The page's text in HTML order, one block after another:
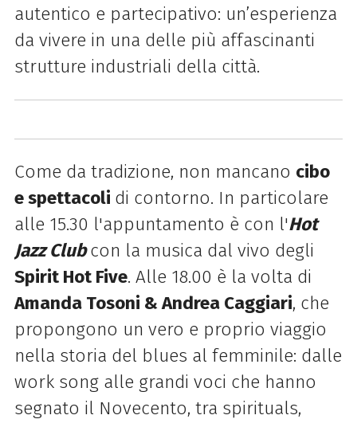
autentico e partecipativo: un’esperienza
da vivere in una delle più affascinanti
strutture industriali della città.
Come da tradizione, non mancano cibo
e spettacoli di contorno. In particolare
alle 15.30 l'appuntamento è con l'Hot
Jazz Clubcon la musica dal vivo degli
Spirit Hot Five. Alle 18.00 è la volta di
Amanda Tosoni & Andrea Caggiari, che
propongono un vero e proprio viaggio
nella storia del blues al femminile: dalle
work song alle grandi voci che hanno
segnato il Novecento, tra spirituals,